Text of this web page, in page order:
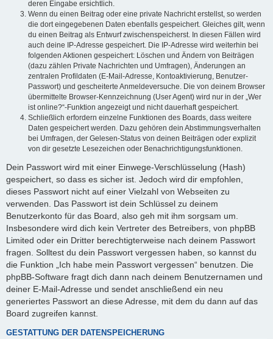
deren Eingabe ersichtlich.
Wenn du einen Beitrag oder eine private Nachricht erstellst, so werden
die dort eingegebenen Daten ebenfalls gespeichert. Gleiches gilt, wenn
du einen Beitrag als Entwurf zwischenspeicherst. In diesen Fällen wird
auch deine IP-Adresse gespeichert. Die IP-Adresse wird weiterhin bei
folgenden Aktionen gespeichert: Löschen und Ändern von Beiträgen
(dazu zählen Private Nachrichten und Umfragen), Änderungen an
zentralen Profildaten (E-Mail-Adresse, Kontoaktivierung, Benutzer-
Passwort) und gescheiterte Anmeldeversuche. Die von deinem Browser
übermittelte Browser-Kennzeichnung (User Agent) wird nur in der „Wer
ist online?“-Funktion angezeigt und nicht dauerhaft gespeichert.
Schließlich erfordern einzelne Funktionen des Boards, dass weitere
Daten gespeichert werden. Dazu gehören dein Abstimmungsverhalten
bei Umfragen, der Gelesen-Status von deinen Beiträgen oder explizit
von dir gesetzte Lesezeichen oder Benachrichtigungsfunktionen.
Dein Passwort wird mit einer Einwege-Verschlüsselung (Hash)
gespeichert, so dass es sicher ist. Jedoch wird dir empfohlen,
dieses Passwort nicht auf einer Vielzahl von Webseiten zu
verwenden. Das Passwort ist dein Schlüssel zu deinem
Benutzerkonto für das Board, also geh mit ihm sorgsam um.
Insbesondere wird dich kein Vertreter des Betreibers, von phpBB
Limited oder ein Dritter berechtigterweise nach deinem Passwort
fragen. Solltest du dein Passwort vergessen haben, so kannst du
die Funktion „Ich habe mein Passwort vergessen“ benutzen. Die
phpBB-Software fragt dich dann nach deinem Benutzernamen und
deiner E-Mail-Adresse und sendet anschließend ein neu
generiertes Passwort an diese Adresse, mit dem du dann auf das
Board zugreifen kannst.
GESTATTUNG DER DATENSPEICHERUNG